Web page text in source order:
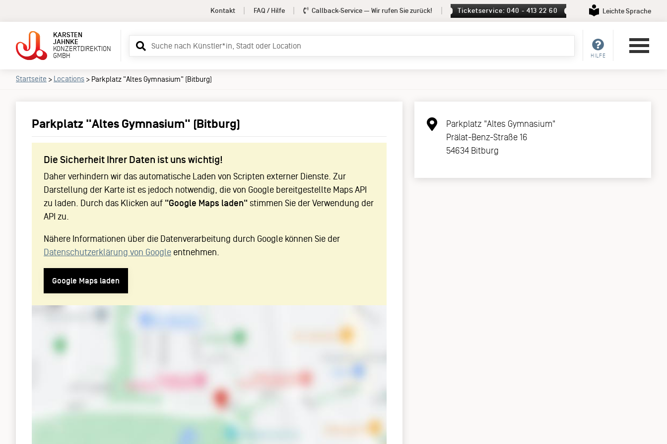
Kontakt FAQ / Hilfe Callback-Service — Wir rufen Sie zurück! Ticketservice: 040 - 413 22 60 Leichte Sprache
KARSTEN
JAHNKE
KONZERTDIREKTION
GMBH
Suchbegriff
eingeben
HILFE
Startseite > Locations > Parkplatz "Altes Gymnasium" (Bitburg)
Parkplatz "Altes Gymnasium" (Bitburg)
Die Sicherheit Ihrer Daten ist uns wichtig!
Daher verhindern wir das automatische Laden von Scripten externer Dienste. Zur
Darstellung der Karte ist es jedoch notwendig, die von Google bereitgestellte Maps API
zu laden. Durch das Klicken auf "Google Maps laden" stimmen Sie der Verwendung der
API zu.
Nähere Informationen über die Datenverarbeitung durch Google können Sie der
Datenschutzerklärung von Google entnehmen.
Google Maps laden
Parkplatz "Altes Gymnasium"
Prälat-Benz-Straße 16
54634 Bitburg